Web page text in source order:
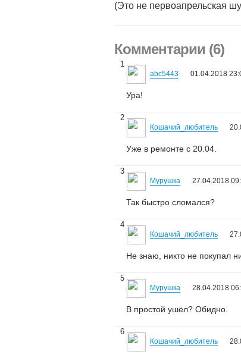
(Это не первоапрельская
Комментарии (6)
1
abc5443 01.04.2018
Ура!
2
Кошачий_любитель
Уже в ремонте с 20.04.
3
Мурушка 27.04.2018
Так быстро сломался?
4
Кошачий_любитель
Не знаю, никто не покупал
5
Мурушка 28.04.2018
В простой ушёл? Обидно.
6
Кошачий_любитель